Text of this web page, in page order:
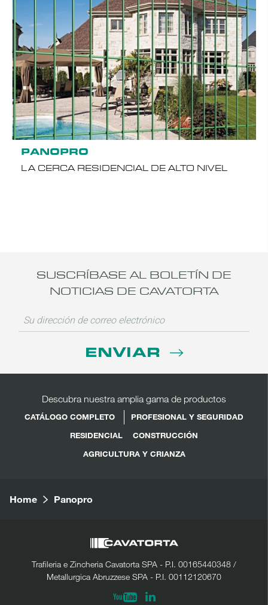
PANOPRO
LA CERCA RESIDENCIAL DE ALTO NIVEL
SUSCRÍBASE AL BOLETÍN DE
NOTICIAS DE CAVATORTA
ENVIAR
Descubra nuestra amplia gama de productos
CATÁLOGO COMPLETO
PROFESIONAL Y SEGURIDAD
RESIDENCIAL
CONSTRUCCIÓN
AGRICULTURA Y CRIANZA
Home Panopro
Trafileria e Zincheria Cavatorta SPA - P.I. 00165440348 /
Metallurgica Abruzzese SPA - P.I. 00112120670
COMPARTIRYoutube Linkedin